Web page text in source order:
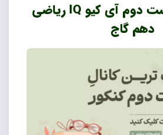
خرید کتاب دست دوم آی کیو IQ ریاضی
دهم گاج